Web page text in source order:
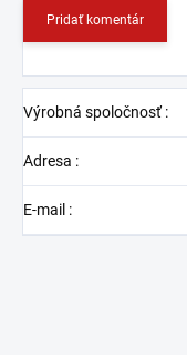
Pridať komentár
Výrobná spoločnosť:
Adresa :
E-mail :